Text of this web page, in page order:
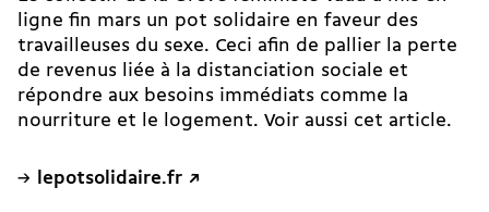
ligne fin mars un pot solidaire en faveur des
travailleuses du sexe. Ceci afin de pallier la perte
de revenus liée à la distanciation sociale et
répondre aux besoins immédiats comme la
nourriture et le logement. Voir aussi cet article.
lepotsolidaire.fr ↗